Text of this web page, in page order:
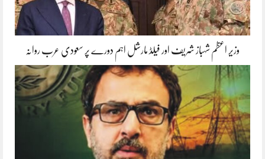
وزیر اعظم شہباز شریف اور فیلڈ مارشل اہم دورے پر سعودی عرب روانہ